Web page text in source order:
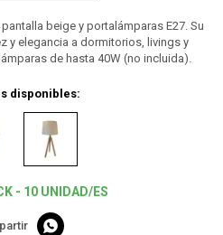
beige y portalámparas E27. Su
y elegancia a dormitorios, livings y
de hasta 40W (no incluida).
disponibles:
- 10 UNIDAD/ES
